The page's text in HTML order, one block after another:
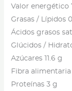
Valor energético
Grasas / Lípidos
Ácidos grasos
Glúcidos /
Azúcares 11.6 g
Fibra alimentaria
Proteínas 3 g